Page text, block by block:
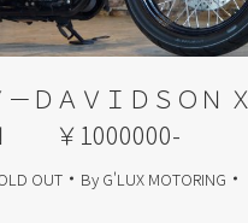
ＤＡＶＩＤＳＯＮ Ｘ
￥1000000-
OUT By G'LUX MOTORING